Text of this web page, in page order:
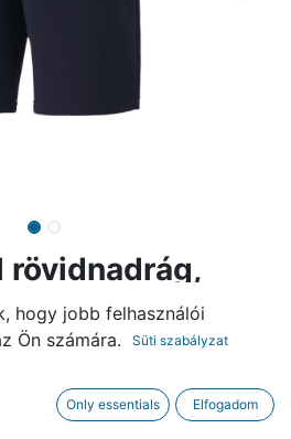
rövidnadrág,
hogy jobb felhasználói
Ön számára.
Süti szabályzat
Only essentials Elfogadom